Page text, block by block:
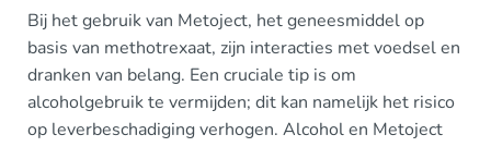
Bij het gebruik van Metoject, het geneesmiddel op
basis van methotrexaat, zijn interacties met voedsel en
dranken van belang. Een cruciale tip is om
alcoholgebruik te vermijden; dit kan namelijk het risico
op leverbeschadiging verhogen. Alcohol en Metoject